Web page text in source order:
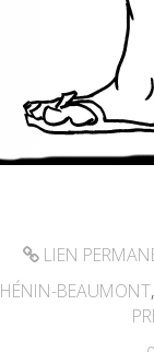
LIEN
HÉNIN-BEAUMONT,